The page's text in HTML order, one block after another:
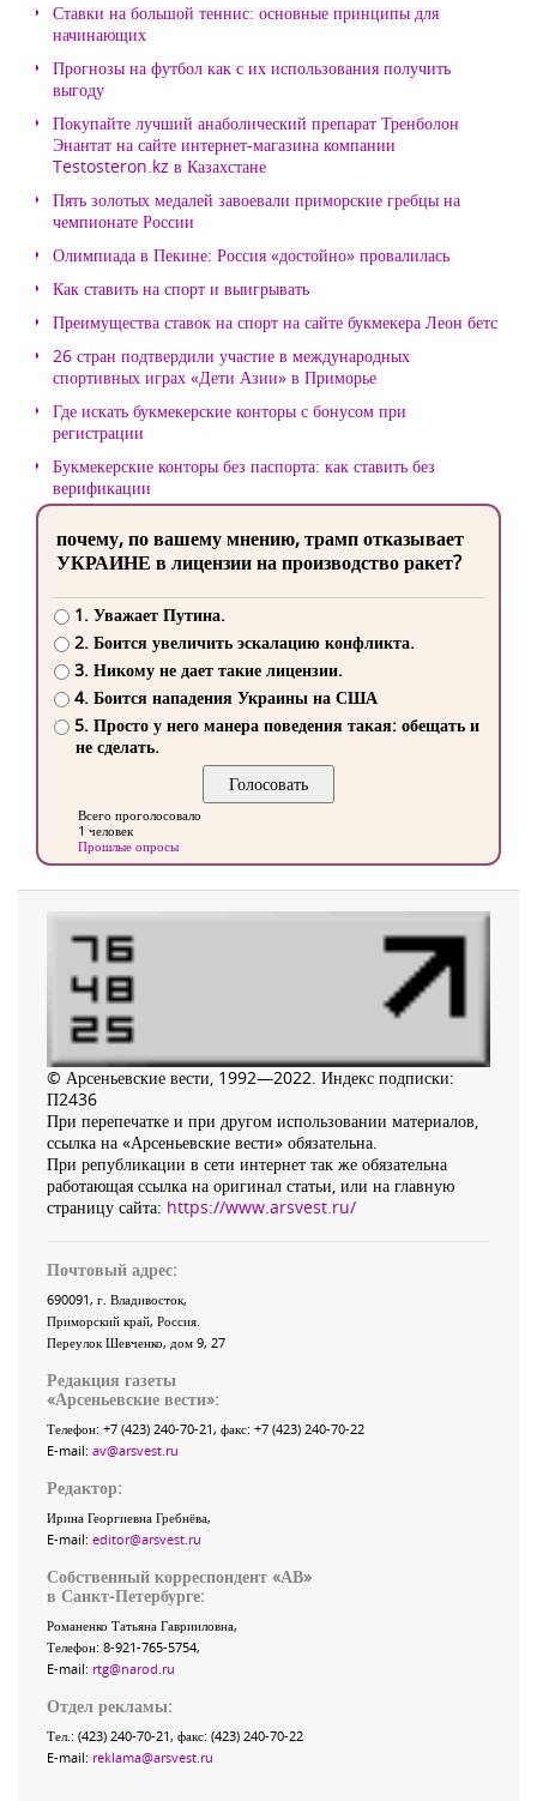
Ставки на большой теннис: основные принципы для
начинающих
Прогнозы на футбол как с их использования получить
выгоду
Покупайте лучший анаболический препарат Тренболон
Энантат на сайте интернет-магазина компании
Testosteron.kz в Казахстане
Пять золотых медалей завоевали приморские гребцы на
чемпионате России
Олимпиада в Пекине: Россия «достойно» провалилась
Как ставить на спорт и выигрывать
Преимущества ставок на спорт на сайте букмекера Леон бетс
26 стран подтвердили участие в международных
спортивных играх «Дети Азии» в Приморье
Где искать букмекерские конторы с бонусом при
регистрации
Букмекерские конторы без паспорта: как ставить без
верификации
почему, по вашему мнению, трамп отказывает
УКРАИНЕ в лицензии на производство ракет?
1. Уважает Путина.
2. Боится увеличить эскалацию конфликта.
3. Никому не дает такие лицензии.
4. Боится нападения Украины на США
5. Просто у него манера поведения такая: обещать и
не сделать.
Всего проголосовало
1 человек
Прошлые опросы
© Арсеньевские вести, 1992—2022. Индекс подписки:
П2436
При перепечатке и при другом использовании материалов,
ссылка на «Арсеньевские вести» обязательна.
При републикации в сети интернет так же обязательна
работающая ссылка на оригинал статьи, или на главную
страницу сайта: https://www.arsvest.ru/
Почтовый адрес:
690091, г. Владивосток,
Приморский край, Россия.
Переулок Шевченко, дом 9, 27
Редакция газеты
«Арсеньевские вести»:
Телефон: +7 (423) 240-70-21, факс: +7 (423) 240-70-22
E-mail: av@arsvest.ru
Редактор:
Ирина Георгиевна Гребнёва,
E-mail: editor@arsvest.ru
Собственный корреспондент «АВ»
в Санкт-Петербурге:
Романенко Татьяна Гаврииловна,
Телефон: 8-921-765-5754,
E-mail: rtg@narod.ru
Отдел рекламы:
Тел.: (423) 240-70-21, факс: (423) 240-70-22
E-mail: reklama@arsvest.ru